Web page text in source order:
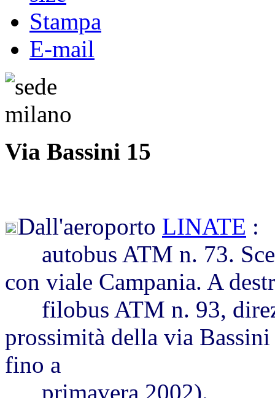
Stampa
E-mail
Via Bassini 15
Dall'aeroporto LINATE :
autobus ATM n. 73.
con viale Campania. A
filobus ATM n. 93,
prossimità della via
fino a
primavera 2002).